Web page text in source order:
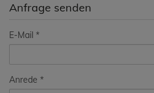
Anfrage senden
E-Mail
Anrede